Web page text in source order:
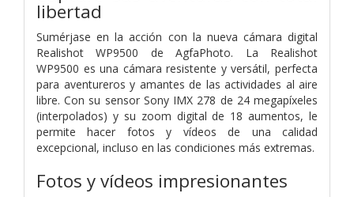
libertad
Sumérjase en la acción con la nueva cámara digital
Realishot WP9500 de AgfaPhoto. La Realishot
WP9500 es una cámara resistente y versátil, perfecta
para aventureros y amantes de las actividades al aire
libre. Con su sensor Sony IMX 278 de 24 megapíxeles
(interpolados) y su zoom digital de 18 aumentos, le
permite hacer fotos y vídeos de una calidad
excepcional, incluso en las condiciones más extremas.
Fotos y vídeos impresionantes